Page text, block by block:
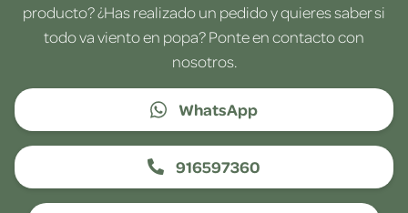
producto? ¿Has realizado un pedido y quieres saber si
todo va viento en popa? Ponte en contacto con
nosotros.
WhatsApp
916597360